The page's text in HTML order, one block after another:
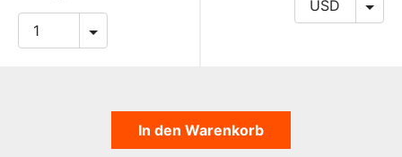
In den Warenkorb